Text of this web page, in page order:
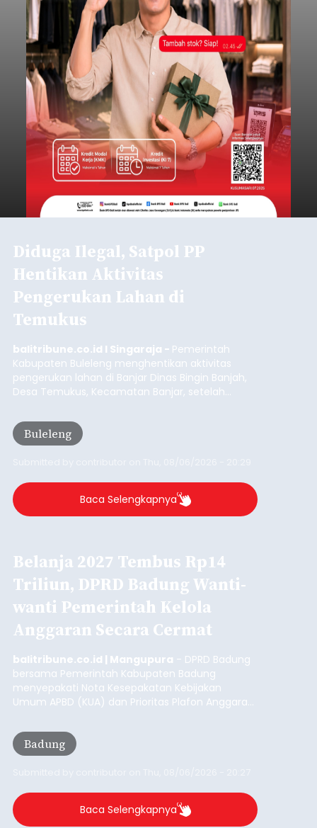
Diduga Ilegal, Satpol PP
Hentikan Aktivitas
Pengerukan Lahan di
Temukus
balitribune.co.id I Singaraja - Pemerintah
Kabupaten Buleleng menghentikan aktivitas
pengerukan lahan di Banjar Dinas Bingin Banjah,
Desa Temukus, Kecamatan Banjar, setelah
material yang tidak sesuai dengan peruntukan
kawasan.
Buleleng
Baca Selengkapnya
Belanja 2027 Tembus Rp14
Triliun, DPRD Badung Wanti-
wanti Pemerintah Kelola
Anggaran Secara Cermat
balitribune.co.id | Mangupura - DPRD Badung
bersama Pemerintah Kabupaten Badung
menyepakati Nota Kesepakatan Kebijakan
Umum APBD (KUA) dan Prioritas Plafon Anggaran
rapat paripurna yang digelar di Gedung DPRD
Badung, Kamis (6/8/2026).
Badung
Baca Selengkapnya